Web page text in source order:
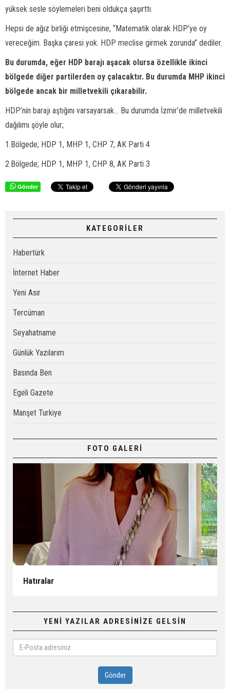
yüksek sesle söylemeleri beni oldukça şaşırttı.
Hepsi de ağız birliği etmişcesine, “Matematik olarak HDP’ye oy
vereceğim. Başka çaresi yok. HDP meclise girmek zorunda” dediler.
Bu durumda, eğer HDP barajı aşacak olursa özellikle ikinci
bölgede diğer partilerden oy çalacaktır. Bu durumda MHP ikinci
bölgede ancak bir milletvekili çıkarabilir.
HDP’nin barajı aştığını varsayarsak... Bu durumda İzmir’de milletvekili
dağılımı şöyle olur;
1.Bölgede; HDP 1, MHP 1, CHP 7, AK Parti 4
2.Bölgede; HDP 1, MHP 1, CHP 8, AK Parti 3
Gönder
KATEGORİLER
Habertürk
İnternet Haber
Yeni Asır
Tercüman
Seyahatname
Günlük Yazılarım
Basında Ben
Egeli Gazete
Manşet Turkiye
FOTO GALERİ
Hatıralar
YENİ YAZILAR ADRESİNİZE GELSİN
Posta
adresiniz
Gönder